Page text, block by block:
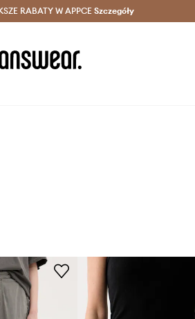
Dostawa nawet w 24h >
RABATY W APPCESzczegóły